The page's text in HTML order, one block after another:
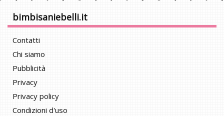
bimbisaniebelli.it
Contatti
Chi siamo
Pubblicità
Privacy
Privacy policy
Condizioni d'uso